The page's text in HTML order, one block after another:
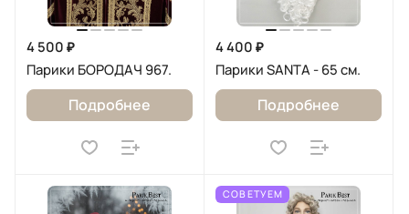
4 500 ₽
Парики БОРОДАЧ 967.
Подробнее
4 400 ₽
Парики SANTA - 65 см.
Подробнее
СОВЕТУЕМ